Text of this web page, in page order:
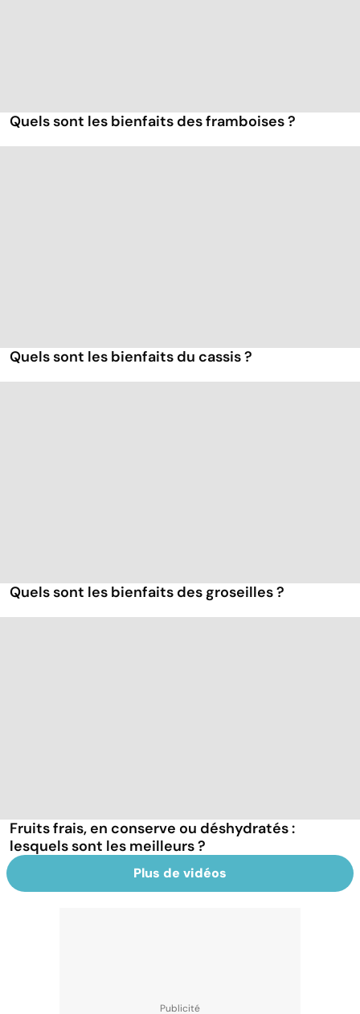
Quels sont les bienfaits des framboises ?
Quels sont les bienfaits du cassis ?
Quels sont les bienfaits des groseilles ?
Fruits frais, en conserve ou déshydratés :
lesquels sont les meilleurs ?
Plus de vidéos